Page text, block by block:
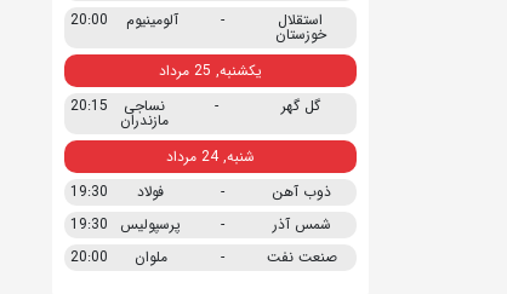
استقلال
خوزستان
- آلومینیوم 20:00
یکشنبه, 25 مرداد
گل گهر
- نساجی
مازندران
20:15
شنبه, 24 مرداد
ذوب آهن
- فولاد
19:30
شمس آذر
- پرسپولیس
19:30
صنعت نفت
- ملوان 20:00